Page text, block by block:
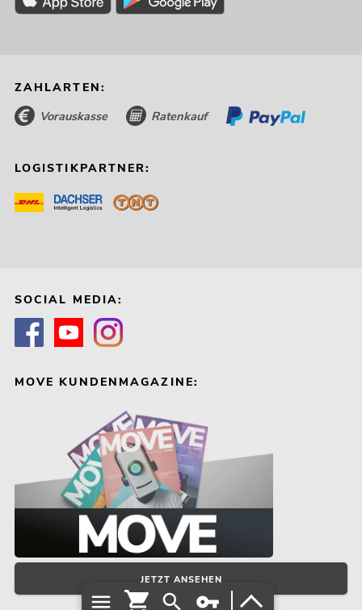
ZAHLARTEN:
Vorauskasse Ratenkauf
LOGISTIKPARTNER:
SOCIAL MEDIA:
MOVE KUNDENMAGAZINE:
JETZT ANSEHEN